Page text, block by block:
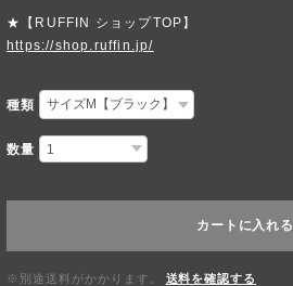
★【RUFFIN ショップTOP】
https://shop.ruffin.jp/
種類
数量
カートに入れる
※別途送料がかかります。
送料を確認する